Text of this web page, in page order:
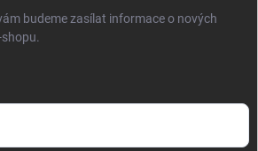
budeme zasílat informace o nových